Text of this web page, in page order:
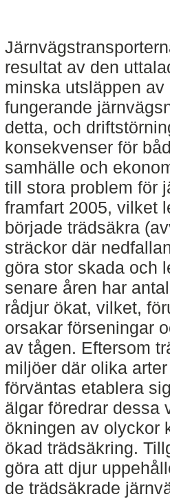
resultat av den
minska utsläppen
fungerande
detta, och
konsekvenser för
samhälle och
till stora problem för
framfart 2005, vilket
började trädsäkra
sträckor där
göra stor skada och
senare åren har
rådjur ökat, vilket,
orsakar förseningar
av tågen. Eftersom
miljöer där olika
förväntas etablera
älgar föredrar dessa
ökningen av olyckor
ökad trädsäkring.
göra att djur
de trädsäkrade